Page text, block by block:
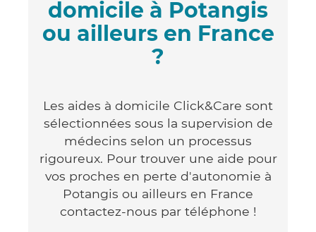
domicile à Potangis
ou ailleurs en France
?
Les aides à domicile Click&Care sont
sélectionnées sous la supervision de
médecins selon un processus
rigoureux. Pour trouver une aide pour
vos proches en perte d'autonomie à
Potangis ou ailleurs en France
contactez-nous par téléphone !